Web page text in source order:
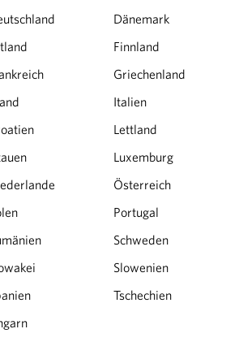
Dänemark
Finnland
Griechenland
Italien
Lettland
Luxemburg
Österreich
Portugal
Schweden
Slowenien
Tschechien
05 06 09 10 11